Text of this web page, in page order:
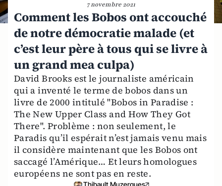
7 novembre 2021
Comment les Bobos ont accouché
de notre démocratie malade (et
c’est leur père à tous qui se livre à
un grand mea culpa)
David Brooks est le journaliste américain
qui a inventé le terme de bobos dans un
livre de 2000 intitulé "Bobos in Paradise :
The New Upper Class and How They Got
There". Problème : non seulement, le
Paradis qu’il espérait n’est jamais venu mais
il considère maintenant que les Bobos ont
saccagé l’Amérique… Et leurs homologues
européens ne sont pas en reste.
Thibault Muzergues